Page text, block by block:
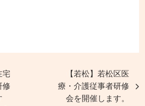
宅
修
【若松】若松区医
療・介護従事者研修
会を開催します。